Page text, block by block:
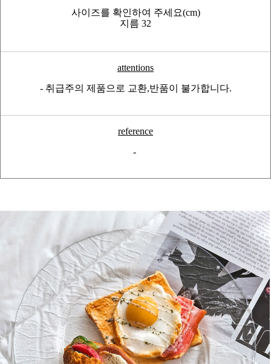
사이즈를 확인하여 주세요(cm)
지름 32
attentions
- 취급주의 제품으로 교환,반품이 불가합니다.
reference
-